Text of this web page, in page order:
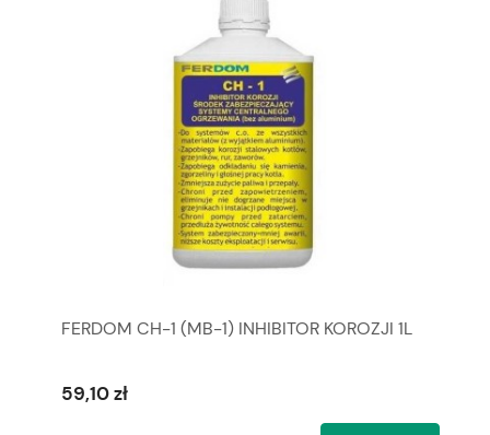
FERDOM CH-1 (MB-1) INHIBITOR KOROZJI 1L
59,10 zł